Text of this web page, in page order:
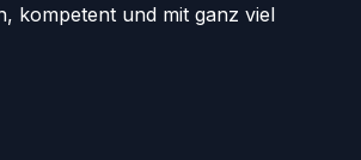
kompetent und mit ganz viel